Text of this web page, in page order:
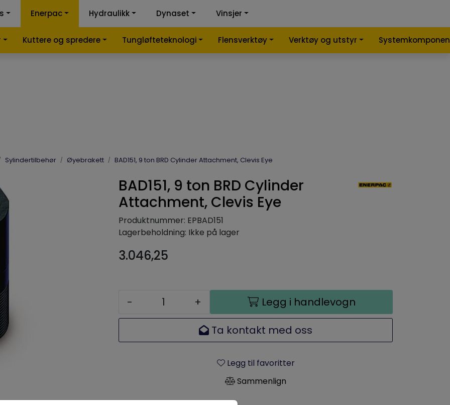
kalkulator Sammenlign
Enerpac
Kuttere og spredere Tungløfteteknologi Flensverktøy Verktøy og utstyr
Hydraulikk Dynaset Vinsjer
Sylindertilbehør Øyebrakett BAD151, 9 ton BRD Cylinder Attachment, Clevis Eye
BAD151, 9 ton BRD Cylinder
Attachment, Clevis Eye
Produktnummer: EPBAD151
Lagerbeholdning: Ikke på lager
3.046,25
- +
Legg i handlevogn
Ta kontakt med oss
Legg til favoritter
Sammenlign